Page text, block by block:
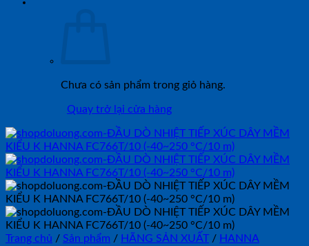
Chưa có sản phẩm trong giỏ hàng.
Quay trở lại cửa hàng
Trang chủ / Sản phẩm / HÃNG SẢN XUẤT / HANNA